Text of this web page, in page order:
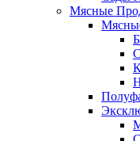
Мясные